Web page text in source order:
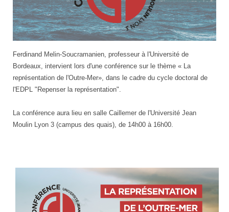
Ferdinand Melin-Soucramanien, professeur à l'Université de
Bordeaux, intervient lors d'une conférence sur le thème « La
représentation de l'Outre-Mer», dans le cadre du cycle doctoral de
l'EDPL "Repenser la représentation".
La conférence aura lieu en salle Caillemer de l'Université Jean
Moulin Lyon 3 (campus des quais), de 14h00 à 16h00.